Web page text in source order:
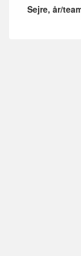
Sejre, år/